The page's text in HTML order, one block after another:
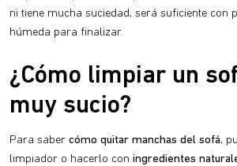
ni tiene mucha suciedad, será suficiente con
húmeda para finalizar.
¿Cómo limpiar un
muy sucio?
Para saber cómo quitar manchas del sofá,
limpiador o hacerlo con ingredientes